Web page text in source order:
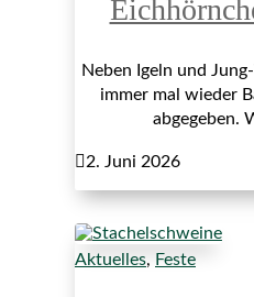
Neben Igeln und
immer mal wieder
abgegeben.
2. Juni 2026
Aktuelles, Feste